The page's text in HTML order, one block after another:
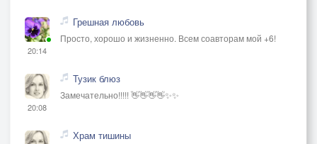
20:14
Грешная любовь
Просто, хорошо и жизненно. Всем соавторам мой +6!
20:08
Тузик блюз
Замечательно!!!!! 👋👋👋👋✨✨
Храм тишины